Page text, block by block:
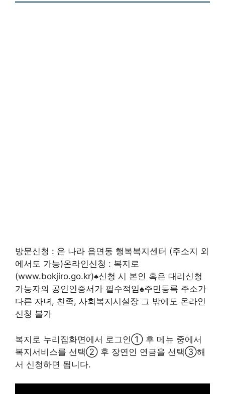
방문신청 : 온 나라 읍면동 행복복지센터 (주소지 외
에서도 가능)온라인신청 : 복지로
(www.bokjiro.go.kr)♠신청 시 본인 혹은 대리신청
가능자의 공인인증서가 필수적임♠주민등록 주소가
다른 자녀, 친족, 사회복지시설장 그 밖에도 온라인
신청 불가
복지로 누리집화면에서 로그인① 후 메뉴 중에서
복지서비스를 선택② 후 장연인 연금을 선택③해
서 신청하면 됩니다.